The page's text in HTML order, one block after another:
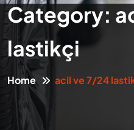
Category:
lastikçi
Home acil ve 7/24